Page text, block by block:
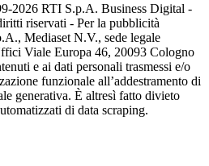
2026 RTI S.p.A. Business Digital -
riservati - Per la pubblicità
Mediaset N.V., sede legale
Viale Europa 46, 20093 Cologno
e ai dati personali trasmessi e/o
funzionale all’addestramento di
generativa. È altresì fatto divieto
di data scraping.